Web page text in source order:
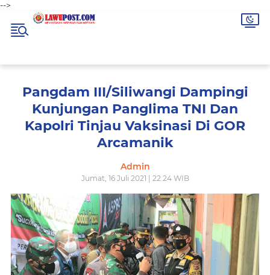
-->
Pangdam III/Siliwangi Dampingi
Kunjungan Panglima TNI Dan
Kapolri Tinjau Vaksinasi Di GOR
Arcamanik
Admin
Jumat, 16 Juli 2021 | 22.24 WIB